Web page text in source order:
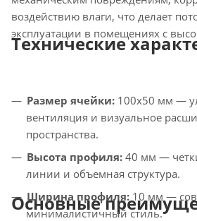
воздействию влаги, что делает
эксплуатации в помещениях с
Технические
Размер ячейки: 100х50 мм —
вентиляция и визуальное
пространства.
Высота профиля: 40 мм —
линии и объемная структура.
Ширина профиля: 10 мм —
минималистичный стиль.
Основные